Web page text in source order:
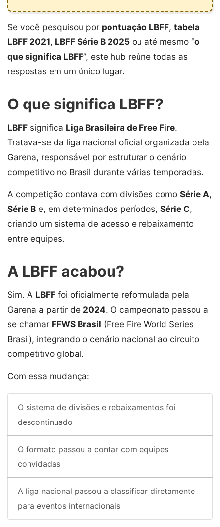
Se você pesquisou por pontuação LBFF, tabela
LBFF 2021, LBFF Série B 2025 ou até mesmo “o
que significa LBFF”, este hub reúne todas as
respostas em um único lugar.
O que significa LBFF?
LBFF significa Liga Brasileira de Free Fire.
Tratava-se da liga nacional oficial organizada pela
Garena, responsável por estruturar o cenário
competitivo no Brasil durante várias temporadas.
A competição contava com divisões como Série A,
Série B e, em determinados períodos, Série C,
criando um sistema de acesso e rebaixamento
entre equipes.
A LBFF acabou?
Sim. A LBFF foi oficialmente reformulada pela
Garena a partir de 2024. O campeonato passou a
se chamar FFWS Brasil (Free Fire World Series
Brasil), integrando o cenário nacional ao circuito
competitivo global.
Com essa mudança:
O sistema de divisões e rebaixamentos foi
descontinuado
O formato passou a contar com equipes
convidadas
A liga nacional passou a classificar diretamente
para eventos internacionais